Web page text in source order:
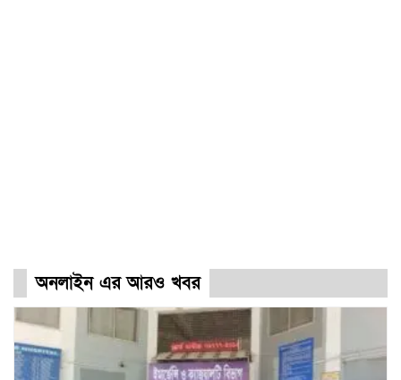
অনলাইন এর আরও খবর